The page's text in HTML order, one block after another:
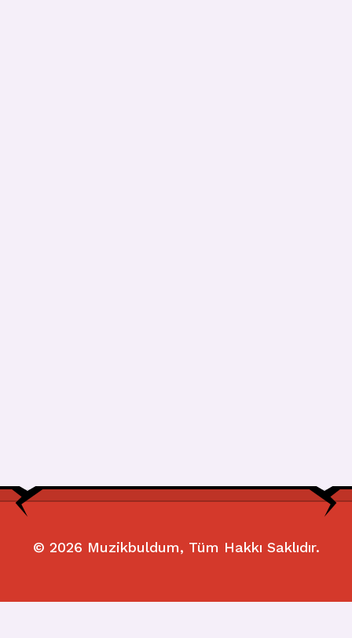
© 2026 Muzikbuldum, Tüm Hakkı Saklıdır.